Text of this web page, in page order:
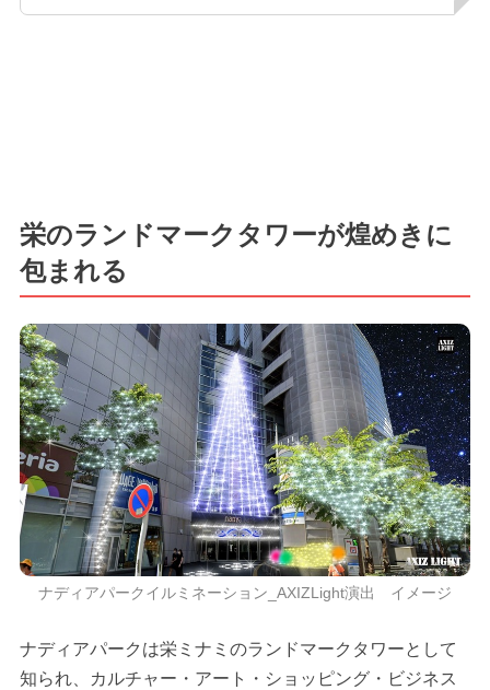
栄のランドマークタワーが煌めきに
包まれる
ナディアパークイルミネーション_AXIZLight演出 イメージ
ナディアパークは栄ミナミのランドマークタワーとして
知られ、カルチャー・アート・ショッピング・ビジネス